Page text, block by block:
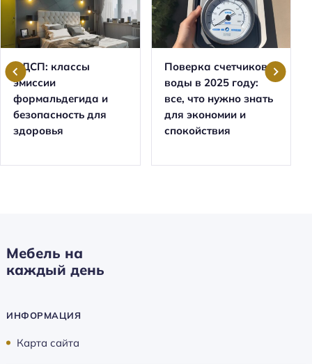
ЛДСП: классы
эмиссии
формальдегида и
безопасность для
здоровья
Поверка счетчиков
воды в 2025 году:
все, что нужно знать
для экономии и
спокойствия
Мебель на
каждый день
ИНФОРМАЦИЯ
Карта сайта